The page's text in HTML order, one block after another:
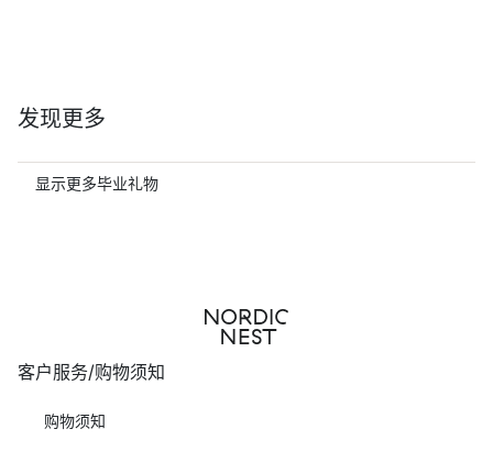
发现更多
显示更多毕业礼物
客户服务/购物须知
购物须知